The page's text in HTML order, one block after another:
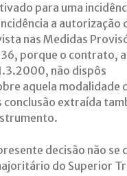
para uma
a autorização
nas Medidas
porque o contrato,
não dispôs
aquela modalidade
conclusão extraída
decisão não se
do Superior